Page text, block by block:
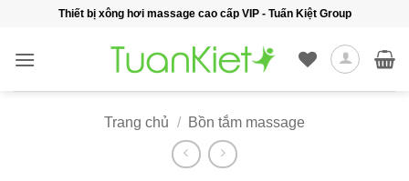
nội
Thiết bị xông hơi massage cao cấp VIP - Tuấn Kiệt Group
Trang chủ / Bồn tắm massage